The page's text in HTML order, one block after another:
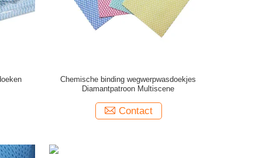
Chemische binding wegwerpwasdoekjes
Diamantpatroon Multiscene
Contact